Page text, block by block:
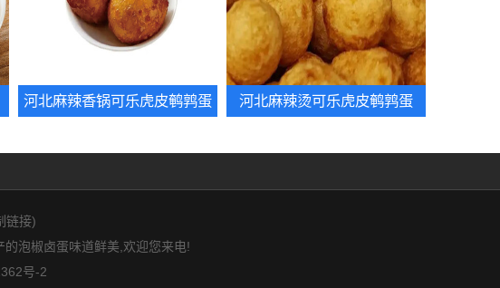
河北麻辣香锅可乐虎皮鹌鹑蛋 河北麻辣烫可乐虎皮鹌鹑蛋
链接)
泡椒卤蛋味道鲜美,欢迎您来电!
号-2